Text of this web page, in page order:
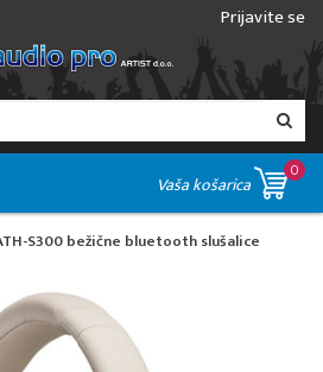
Prijavite se
Vaša košarica
0
S300 bežične bluetooth slušalice